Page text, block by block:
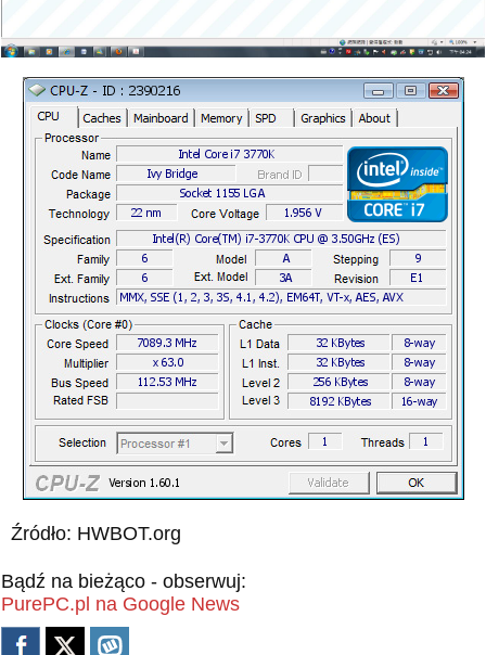
Źródło: HWBOT.org
Bądź na bieżąco - obserwuj:
PurePC.pl na Google News